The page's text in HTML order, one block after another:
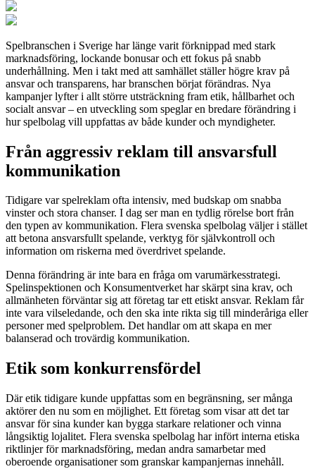
Spelbranschen i Sverige har länge varit förknippad med stark
marknadsföring, lockande bonusar och ett fokus på snabb
underhållning. Men i takt med att samhället ställer högre krav på
ansvar och transparens, har branschen börjat förändras. Nya
kampanjer lyfter i allt större utsträckning fram etik, hållbarhet och
socialt ansvar – en utveckling som speglar en bredare förändring i
hur spelbolag vill uppfattas av både kunder och myndigheter.
Från aggressiv reklam till ansvarsfull
kommunikation
Tidigare var spelreklam ofta intensiv, med budskap om snabba
vinster och stora chanser. I dag ser man en tydlig rörelse bort från
den typen av kommunikation. Flera svenska spelbolag väljer i stället
att betona ansvarsfullt spelande, verktyg för självkontroll och
information om riskerna med överdrivet spelande.
Denna förändring är inte bara en fråga om varumärkesstrategi.
Spelinspektionen och Konsumentverket har skärpt sina krav, och
allmänheten förväntar sig att företag tar ett etiskt ansvar. Reklam får
inte vara vilseledande, och den ska inte rikta sig till minderåriga eller
personer med spelproblem. Det handlar om att skapa en mer
balanserad och trovärdig kommunikation.
Etik som konkurrensfördel
Där etik tidigare kunde uppfattas som en begränsning, ser många
aktörer den nu som en möjlighet. Ett företag som visar att det tar
ansvar för sina kunder kan bygga starkare relationer och vinna
långsiktig lojalitet. Flera svenska spelbolag har infört interna etiska
riktlinjer för marknadsföring, medan andra samarbetar med
oberoende organisationer som granskar kampanjernas innehåll.